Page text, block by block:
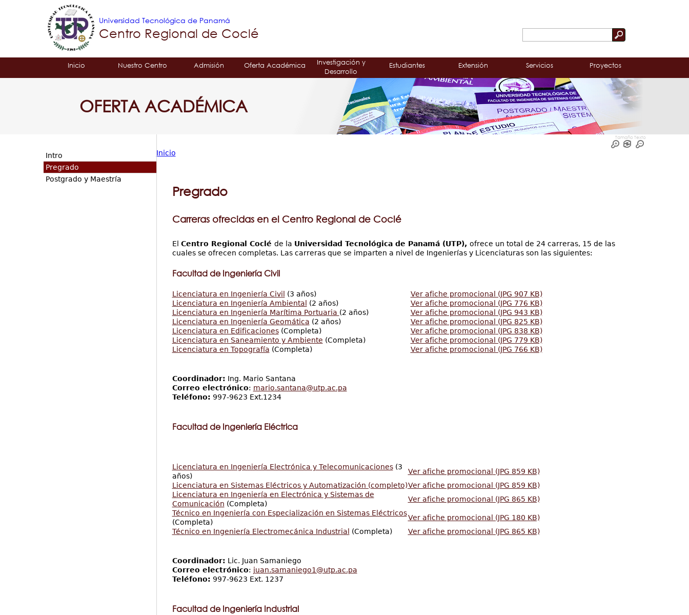
de
búsqueda
Universidad Tecnológica de Panamá
Centro Regional de Coclé
Tropical
Principal
Inicio Nuestro Centro Admisión Oferta Académica
Investigación y
Desarrollo
Estudiantes Extensión Servicios Proyectos
OFERTA ACADÉMICA
Tamaño Texto
está
Inicio
Pregrado
Carreras ofrecidas en el Centro Regional de Coclé
El Centro Regional Coclé de la Universidad Tecnológica de Panamá (UTP), ofrece un total de 24 carreras, 15 de las
cuales se ofrecen completas. Las carreras que se imparten a nivel de Ingenierías y Licenciaturas son las siguientes:
Facultad de Ingeniería Civil
Licenciatura en Ingeniería Civil (3 años)
Ver afiche promocional (JPG 907 KB)
Licenciatura en Ingeniería Ambiental
(2 años) Ver afiche promocional
(JPG 776 KB)
Licenciatura en Ingeniería Marítima Portuaria (2 años)
Ver afiche promocional (JPG 943 KB)
Licenciatura en Ingeniería Geomática (2 años) Ver afiche promocional
(JPG 825 KB)
Licenciatura en Edificaciones(Completa) Ver afiche promocional
(JPG 838 KB)
Licenciatura en Saneamiento y Ambiente (Completa)
Ver afiche promocional (JPG 779 KB)
Licenciatura en Topografía (Completa) Ver afiche promocional (JPG 766 KB)
Coordinador: Ing. Mario Santana
Correo electrónico: mario.santana@utp.ac.pa
Teléfono: 997-9623 Ext.1234
Facultad de Ingeniería Eléctrica
Licenciatura en Ingeniería Electrónica y Telecomunicaciones(3
años)
Ver afiche promocional
(JPG 859 KB)
Licenciatura en Sistemas Eléctricos y Automatización (completo)Ver afiche promocional (JPG 859 KB)
Licenciatura en Ingeniería en Electrónica y Sistemas de
Comunicación (Completa)
Ver afiche promocional (JPG 865 KB)
Técnico en Ingeniería con Especialización en Sistemas Eléctricos
(Completa)
Ver afiche promocional (JPG 180 KB)
Técnico en Ingeniería Electromecánica Industrial
(Completa) Ver afiche promocional (JPG 865 KB)
Coordinador: Lic. Juan Samaniego
Correo electrónico: juan.samaniego1@utp.ac.pa
Teléfono: 997-9623 Ext. 1237
Facultad de Ingeniería Industrial
Intro
Pregrado
Postgrado y Maestría